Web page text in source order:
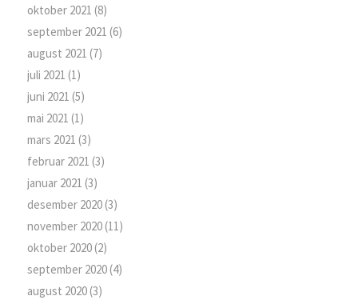
oktober 2021 (8)
september 2021 (6)
august 2021 (7)
juli 2021 (1)
juni 2021 (5)
mai 2021 (1)
mars 2021 (3)
februar 2021 (3)
januar 2021 (3)
desember 2020(3)
november 2020(11)
oktober 2020(2)
september 2020(4)
august 2020(3)